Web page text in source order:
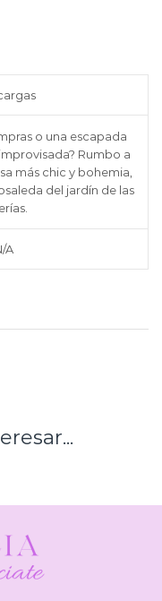
o una escapada
Rumbo a
más chic y bohemia,
del jardín de las
A